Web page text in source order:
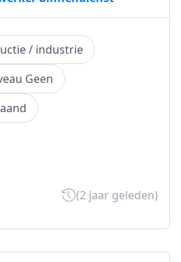
/ industrie
Geen
(2 jaar geleden)